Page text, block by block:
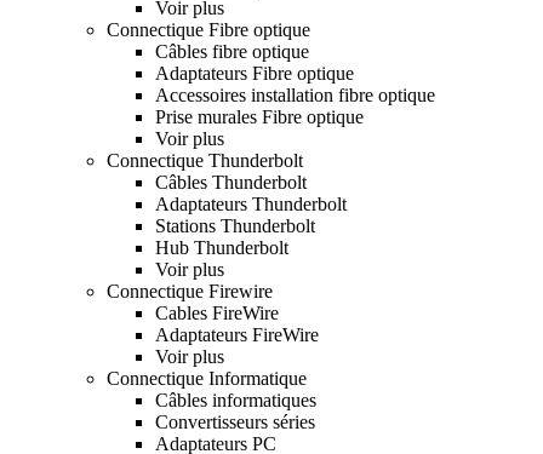
Voir plus
Connectique Fibre optique
Câbles fibre optique
Adaptateurs Fibre optique
Accessoires installation fibre optique
Prise murales Fibre optique
Voir plus
Connectique Thunderbolt
Câbles Thunderbolt
Adaptateurs Thunderbolt
Stations Thunderbolt
Hub Thunderbolt
Voir plus
Connectique Firewire
Cables FireWire
Adaptateurs FireWire
Voir plus
Connectique Informatique
Câbles informatiques
Convertisseurs séries
Adaptateurs PC